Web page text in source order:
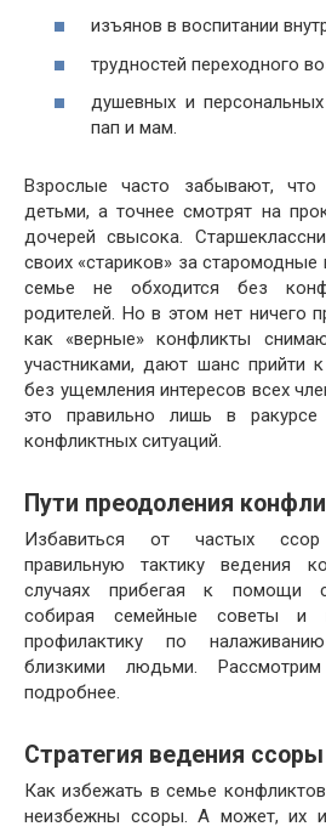
изъянов в воспитании
трудностей переходного
душевных и
пап и мам.
Взрослые часто забывают,
детьми, а точнее смотрят на
дочерей свысока.
своих «стариков» за
семье не обходится без
родителей. Но в этом нет ничего
как «верные» конфликты
участниками, дают шанс прийти
без ущемления интересов всех
это правильно лишь в ракурсе
конфликтных ситуаций.
Пути преодоления
Избавиться от частых
правильную тактику ведения
случаях прибегая к помощи
собирая семейные советы и
профилактику по
близкими людьми.
подробнее.
Стратегия ведения ссоры
Как избежать в семье
неизбежны ссоры. А может, их